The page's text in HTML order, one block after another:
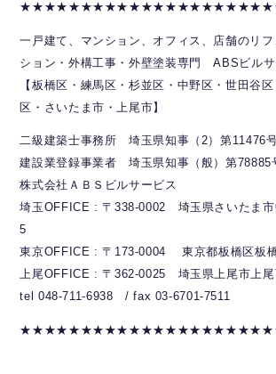
一戸建て、マンション、オフィス、店舗のリ
ション・外構工事・外壁塗装専門 ABSビルサ
【板橋区・練馬区・杉並区・中野区・世田谷
区・さいたま市・上尾市】
二級建築士事務所 埼玉県知事（2）第11476
建設業登録事業者 埼玉県知事（般）第78885
株式会社ＡＢＳビルサービス
埼玉OFFICE : 〒338-0002 埼玉県さいたま市
5
東京OFFICE : 〒173-0004 東京都板橋区板
上尾OFFICE : 〒362-0025 埼玉県上尾市上尾
tel 048-711-6938 / fax 03-6701-7511